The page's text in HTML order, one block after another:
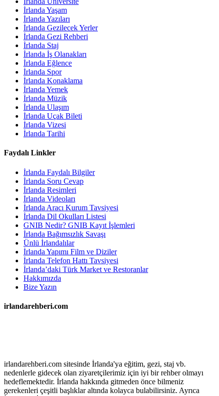
İrlanda Yaşam
İrlanda Yazıları
İrlanda Gezilecek Yerler
İrlanda Gezi Rehberi
İrlanda Staj
İrlanda İş Olanakları
İrlanda Eğlence
İrlanda Spor
İrlanda Konaklama
İrlanda Yemek
İrlanda Müzik
İrlanda Ulaşım
İrlanda Uçak Bileti
İrlanda Vizesi
İrlanda Tarihi
Faydalı Linkler
İrlanda Faydalı Bilgiler
İrlanda Soru Cevap
İrlanda Resimleri
İrlanda Videoları
İrlanda Aracı Kurum Tavsiyesi
İrlanda Dil Okulları Listesi
GNIB Nedir? GNIB Kayıt İşlemleri
İrlanda Bağımsızlık Savaşı
Ünlü İrlandalılar
İrlanda Yapımı Film ve Diziler
İrlanda Telefon Hattı Tavsiyesi
İrlanda’daki Türk Market ve Restoranlar
Hakkımızda
Bize Yazın
irlandarehberi.com
irlandarehberi.com sitesinde İrlanda'ya eğitim, gezi, staj vb.
nedenlerle gidecek olan ziyaretçilerimiz için iyi bir rehber olmayı
hedeflemektedir. İrlanda hakkında gitmeden önce bilmeniz
gerekenleri çeşitli başlıklar altında kolayca bulabilirsiniz. Ayrıca